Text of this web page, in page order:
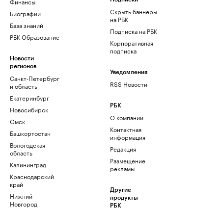
Биографии
База знаний
РБК Образование
Новости
регионов
Санкт-Петербург
и область
Екатеринбург
Новосибирск
Омск
Башкортостан
Вологодская
область
Калининград
Краснодарский
край
Нижний
Новгород
Скрыть баннеры
на РБК
Подписка на РБК
Корпоративная
подписка
Уведомления
RSS Новости
РБК
О компании
Контактная
информация
Редакция
Размещение
рекламы
Другие
продукты
РБК